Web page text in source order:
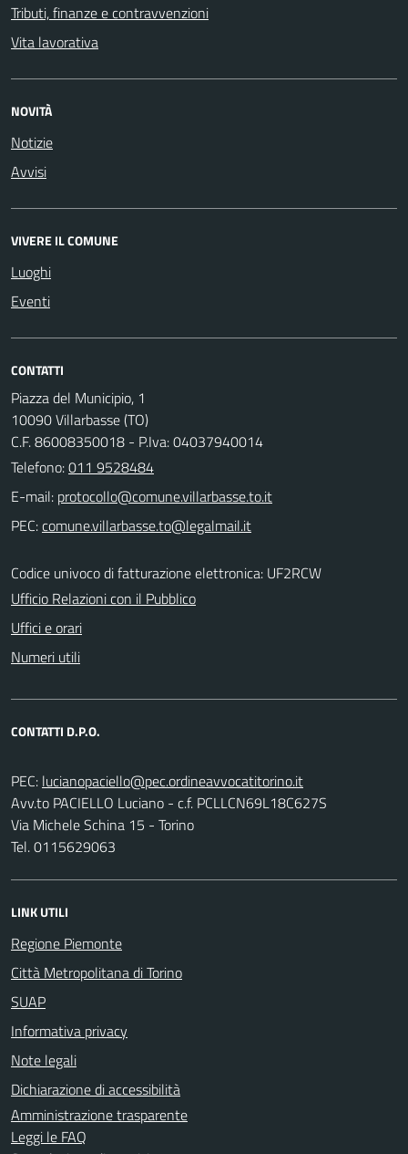
Tributi, finanze e contravvenzioni
Vita lavorativa
NOVITÀ
Notizie
Avvisi
VIVERE IL COMUNE
Luoghi
Eventi
CONTATTI
Piazza del Municipio, 1
10090 Villarbasse (TO)
C.F. 86008350018 - P.Iva: 04037940014
Telefono:011 9528484
E-mail:
PEC:
Codice univoco di fatturazione elettronica: UF2RCW
Ufficio Relazioni con il Pubblico
Uffici e orari
Numeri utili
CONTATTI D.P.O.
PEC:
Avv.to PACIELLO Luciano - c.f. PCLLCN69L18C627S
Via Michele Schina 15 - Torino
Tel. 0115629063
LINK UTILI
Regione Piemonte
Città Metropolitana di Torino
SUAP
Informativa privacy
Note legali
Dichiarazione di accessibilità
Amministrazione trasparente
Leggi le FAQ